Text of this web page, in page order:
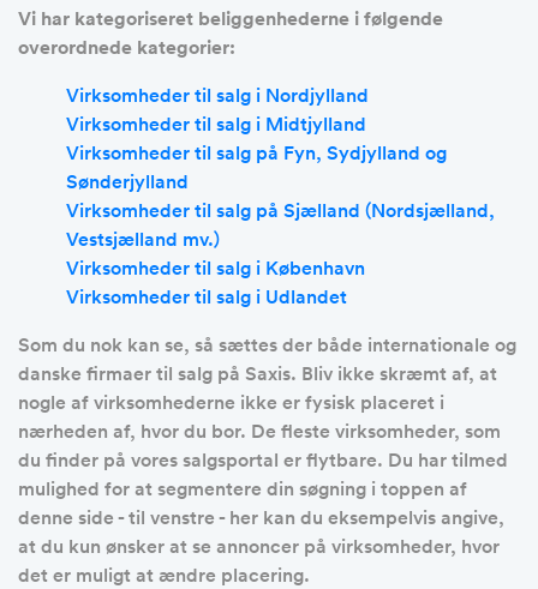
Vi har kategoriseret beliggenhederne i følgende
overordnede kategorier:
Virksomheder til salg i Nordjylland
Virksomheder til salg i Midtjylland
Virksomheder til salg på Fyn, Sydjylland og
Sønderjylland
Virksomheder til salg på Sjælland (Nordsjælland,
Vestsjælland mv.)
Virksomheder til salg i København
Virksomheder til salg i Udlandet
Som du nok kan se, så sættes der både internationale og
danske firmaer til salg på Saxis. Bliv ikke skræmt af, at
nogle af virksomhederne ikke er fysisk placeret i
nærheden af, hvor du bor. De fleste virksomheder, som
du finder på vores salgsportal er flytbare. Du har tilmed
mulighed for at segmentere din søgning i toppen af
denne side - til venstre - her kan du eksempelvis angive,
at du kun ønsker at se annoncer på virksomheder, hvor
det er muligt at ændre placering.